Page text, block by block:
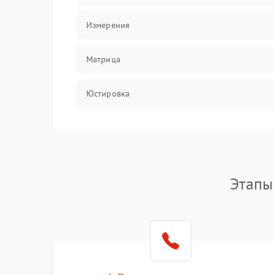
Измерения
Матрица
Юстировка